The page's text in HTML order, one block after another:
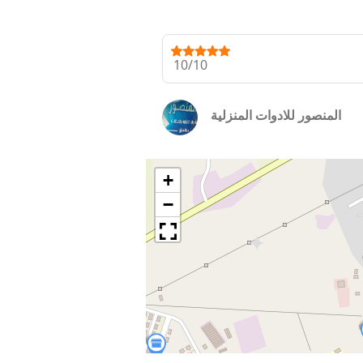
10/10
المنصور للادوات المنزلية
+
−